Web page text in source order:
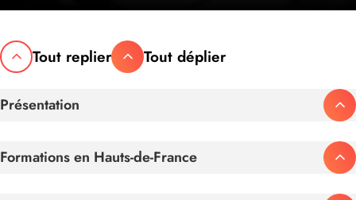
Tout replier Tout déplier
Présentation
Formations en Hauts-de-France